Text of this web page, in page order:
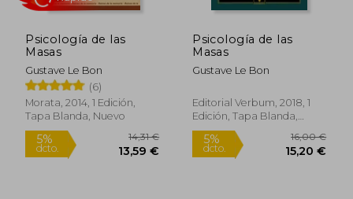
Psicología de las
Masas
Gustave Le Bon
(6)
Morata, 2014, 1 Edición,
Tapa Blanda, Nuevo
Rápido
Psicología de las
Masas
Gustave Le Bon
Editorial Verbum, 2018, 1
Edición, Tapa Blanda,
Nuevo